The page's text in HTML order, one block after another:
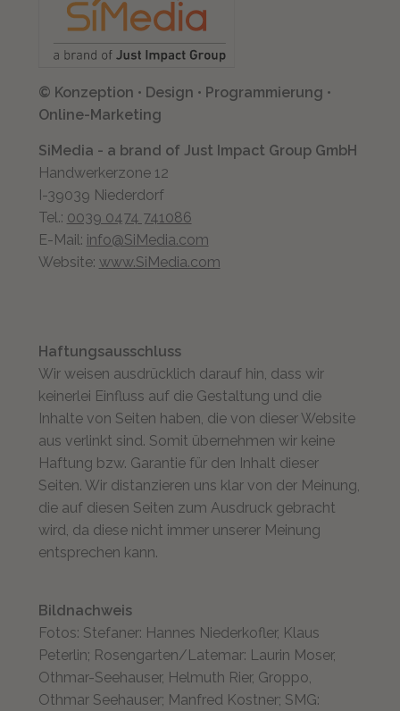
© Konzeption • Design • Programmierung •
Online-Marketing
SiMedia - a brand of Just Impact Group GmbH
Handwerkerzone 12
I-39039 Niederdorf
Tel.: 0039 0474 741086
E-Mail: info@SiMedia.com
Website: www.SiMedia.com
Haftungsausschluss
Wir weisen ausdrücklich darauf hin, dass wir
keinerlei Einfluss auf die Gestaltung und die
Inhalte von Seiten haben, die von dieser Website
aus verlinkt sind. Somit übernehmen wir keine
Haftung bzw. Garantie für den Inhalt dieser
Seiten. Wir distanzieren uns klar von der Meinung,
die auf diesen Seiten zum Ausdruck gebracht
wird, da diese nicht immer unserer Meinung
entsprechen kann.
Bildnachweis
Fotos: Stefaner: Hannes Niederkofler, Klaus
Peterlin; Rosengarten/Latemar: Laurin Moser,
Othmar-Seehauser, Helmuth Rier, Groppo,
Othmar Seehauser; Manfred Kostner; SMG: